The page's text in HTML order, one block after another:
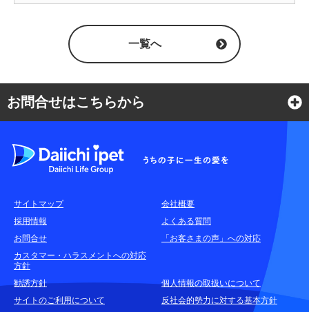
一覧へ
お問合せはこちらから
各種お問合せ窓口
耳や言葉の不自由なお客さまのお問合せ窓口
お申込みをご検討中のお客さま
(商品に関するお問合せ・資料請求)
資料請求はこちら
サイトマップ
会社概要
採用情報
よくある質問
お問合せ
「お客さまの声」への対応
カスタマー・ハラスメントへの対応
方針
勧誘方針
個人情報の取扱いについて
サイトのご利用について
反社会的勢力に対する基本方針